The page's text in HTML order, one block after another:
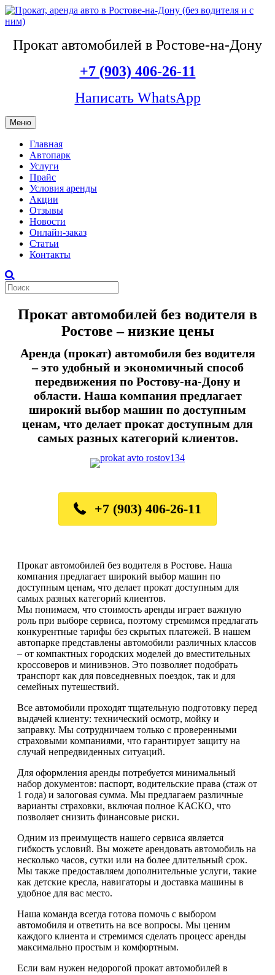
Прокат автомобилей в Ростове-на-Дону
+7 (903) 406-26-11
Написать WhatsApp
Меню
Главная
Автопарк
Услуги
Прайс
Условия аренды
Акции
Отзывы
Новости
Онлайн-заказ
Статьи
Контакты
Прокат автомобилей без водителя в
Ростове – низкие цены
Аренда (прокат) автомобиля без водителя
– это удобный и экономичный способ
передвижения по Ростову-на-Дону и
области. Наша компания предлагает
широкий выбор машин по доступным
ценам, что делает прокат доступным для
самых разных категорий клиентов.
+7 (903) 406-26-11
Прокат автомобилей без водителя в Ростове. Наша
компания предлагает широкий выбор машин по
доступным ценам, что делает прокат доступным для
самых разных категорий клиентов.
Мы понимаем, что стоимость аренды играет важную
роль при выборе сервиса, поэтому стремимся предлагать
конкурентные тарифы без скрытых платежей. В нашем
автопарке представлены автомобили различных классов
– от компактных городских моделей до вместительных
кроссоверов и минивэнов. Это позволяет подобрать
транспорт как для повседневных поездок, так и для
семейных путешествий.
Все автомобили проходят тщательную подготовку перед
выдачей клиенту: технический осмотр, мойку и
заправку. Мы сотрудничаем только с проверенными
страховыми компаниями, что гарантирует защиту на
случай непредвиденных ситуаций.
Для оформления аренды потребуется минимальный
набор документов: паспорт, водительские права (стаж от
1 года) и залоговая сумма. Мы предлагаем различные
варианты страховки, включая полное КАСКО, что
позволяет снизить финансовые риски.
Одним из преимуществ нашего сервиса является
гибкость условий. Вы можете арендовать автомобиль на
несколько часов, сутки или на более длительный срок.
Мы также предоставляем дополнительные услуги, такие
как детские кресла, навигаторы и доставка машины в
удобное для вас место.
Наша команда всегда готова помочь с выбором
автомобиля и ответить на все вопросы. Мы ценим
каждого клиента и стремимся сделать процесс аренды
максимально простым и комфортным.
Если вам нужен недорогой прокат автомобилей в